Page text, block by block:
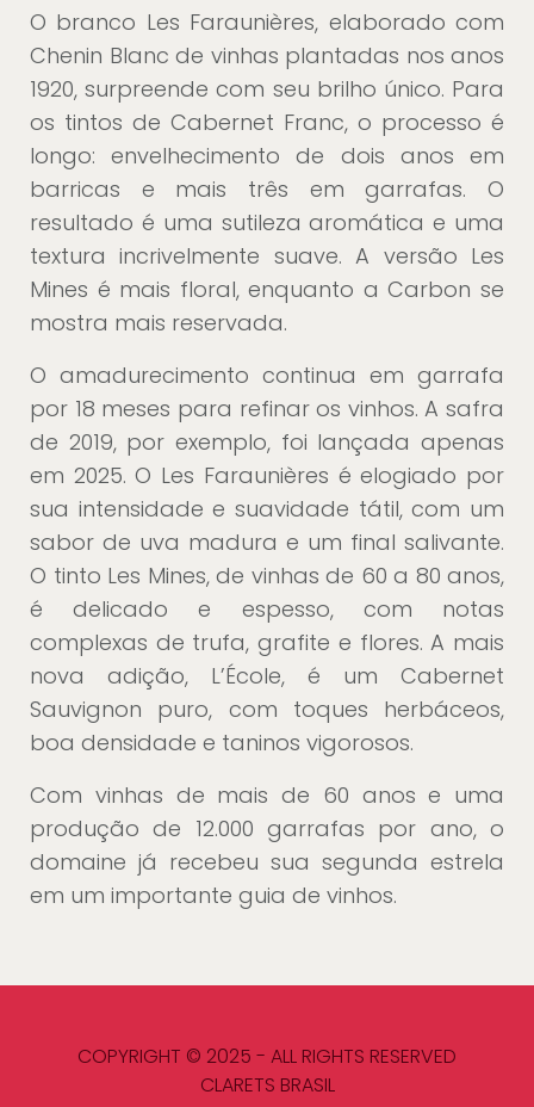
O branco Les Faraunières, elaborado com
Chenin Blanc de vinhas plantadas nos anos
1920, surpreende com seu brilho único. Para
os tintos de Cabernet Franc, o processo é
longo: envelhecimento de dois anos em
barricas e mais três em garrafas. O
resultado é uma sutileza aromática e uma
textura incrivelmente suave. A versão Les
Mines é mais floral, enquanto a Carbon se
mostra mais reservada.
O amadurecimento continua em garrafa
por 18 meses para refinar os vinhos. A safra
de 2019, por exemplo, foi lançada apenas
em 2025. O Les Faraunières é elogiado por
sua intensidade e suavidade tátil, com um
sabor de uva madura e um final salivante.
O tinto Les Mines, de vinhas de 60 a 80 anos,
é delicado e espesso, com notas
complexas de trufa, grafite e flores. A mais
nova adição, L’École, é um Cabernet
Sauvignon puro, com toques herbáceos,
boa densidade e taninos vigorosos.
Com vinhas de mais de 60 anos e uma
produção de 12.000 garrafas por ano, o
domaine já recebeu sua segunda estrela
em um importante guia de vinhos.
COPYRIGHT © 2025 - ALL RIGHTS RESERVED
CLARETS BRASIL